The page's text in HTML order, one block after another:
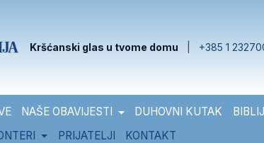
Kršćanski glas u tvome domu +385 1
NAŠE OBAVIJESTI DUHOVNI KUTAK
PRIJATELJI KONTAKT